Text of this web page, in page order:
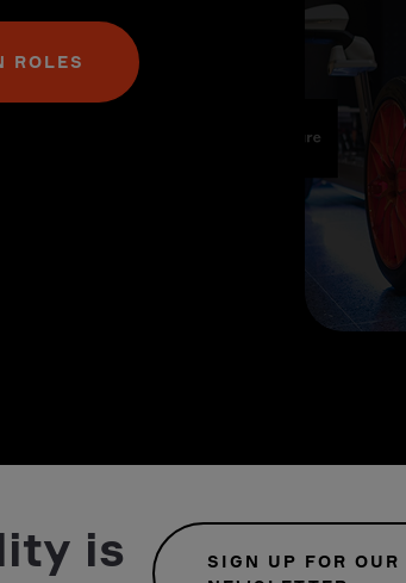
ROLES
is
SIGN UP FOR OUR